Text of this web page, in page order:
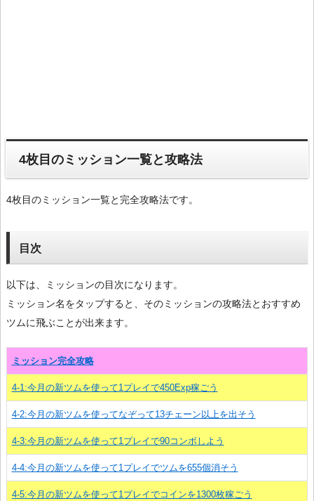
4枚目のミッション一覧と攻略法
4枚目のミッション一覧と完全攻略法です。
目次
以下は、ミッションの目次になります。
ミッション名をタップすると、そのミッションの攻略法とおすすめ
ツムに飛ぶことが出来ます。
ミッション完全攻略
4-1:今月の新ツムを使って1プレイで450Exp稼ごう
4-2:今月の新ツムを使ってなぞって13チェーン以上を出そう
4-3:今月の新ツムを使って1プレイで90コンボしよう
4-4:今月の新ツムを使って1プレイでツムを655個消そう
4-5:今月の新ツムを使って1プレイでコインを1300枚稼ごう